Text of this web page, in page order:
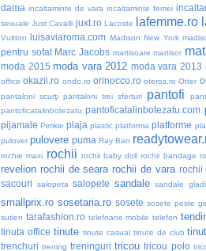
dama incaltaminte de vara incaltaminte femei
sexuale Just Cavalli juxt.ro Lacoste lafemme.ro
Vuitton luisaviaroma.com Madison New York
pentru sofat Marc Jacobs martisoare martisor
moda 2015 moda vara 2012 moda vara 2013
office okazii.ro ondo.ro orinocco.ro oteros.ro Otter
pantaloni scurţi pantaloni trei sferturi pantofi
pantoficatalinbotezatu pantoficatalinbotezatu.com
pijamale Pimkie plaja plastic platforma platforme
pulover pulovere puma Ray Ban
rochie maxi rochii rochii baby doll rochii bandage
revelion rochii de seara rochii de vara rochii
sacouri salopeta salopete sandale sandale
smallprix.ro sosetaria.ro sosete sosete peste
sutien tarafashion.ro telefoane mobile telefon
tinuta office tinute tinute casual tinute de club
trenchuri trening treninguri tricou tricou polo